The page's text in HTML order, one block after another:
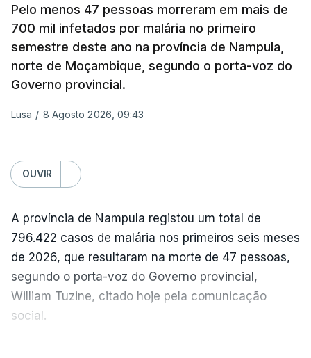
mísseis ou drones.
Na própria capital, foram contabilizados quatro
feridos pela autoridade militar, enquanto os
serviços de resgate relataram incêndios em dois
bairros.
Ucrânia pela Rússia, os ataques intensificam-se de
ambos os lados de uma linha de frente quase
civis.
Na quarta-feira, pelo menos 17 pessoas tinham
sido mortas em ataques noturnos russos sobre
Kiev e a sua região.
Pelo menos 47 pessoas morreram em mais de
700 mil infetados por malária no primeiro
semestre deste ano na província de Nampula,
norte de Moçambique, segundo o porta-voz do
Governo provincial.
Lusa / 8 Agosto 2026, 09:43
OUVIR
A província de Nampula registou um total de
796.422 casos de malária nos primeiros seis meses
de 2026, que resultaram na morte de 47 pessoas,
segundo o porta-voz do Governo provincial,
William Tuzine, citado hoje pela comunicação
social.